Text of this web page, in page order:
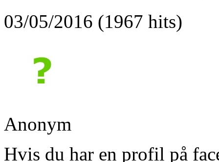
03/05/2016 (1967 hits)
Anonym
Hvis du har en profil på